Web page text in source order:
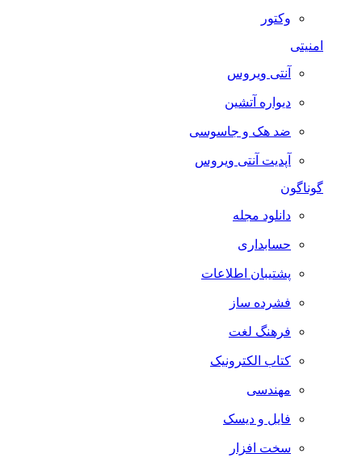
وکتور
امنیتی
آنتی ویروس
دیواره آتشین
ضد هک و جاسوسی
آپدیت آنتی ویروس
گوناگون
دانلود مجله
حسابداری
پشتیبان اطلاعات
فشرده ساز
فرهنگ لغت
کتاب الکترونیک
مهندسی
فایل و دیسک
سخت افزار